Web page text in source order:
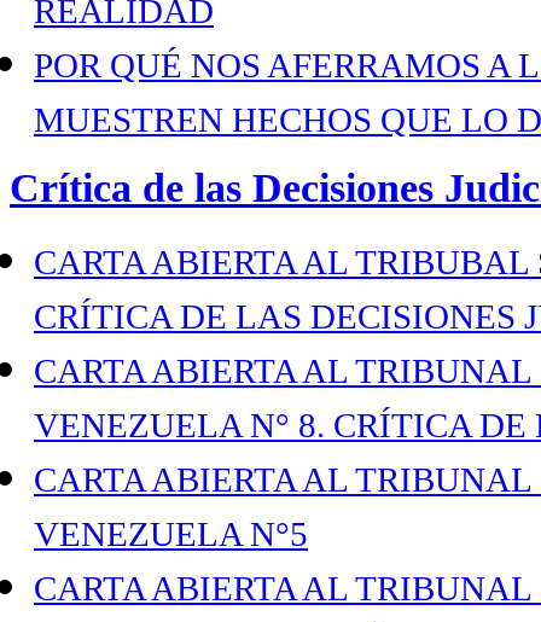
REALIDAD
POR QUÉ NOS AFERRAMOS A
MUESTREN HECHOS QUE LO
Crítica de las Decisiones
CARTA ABIERTA AL TRIBUBAL
CRÍTICA DE LAS DECISIONES
CARTA ABIERTA AL
VENEZUELA N° 8. CRÍTICA
CARTA ABIERTA AL
VENEZUELA N°5
CARTA ABIERTA AL